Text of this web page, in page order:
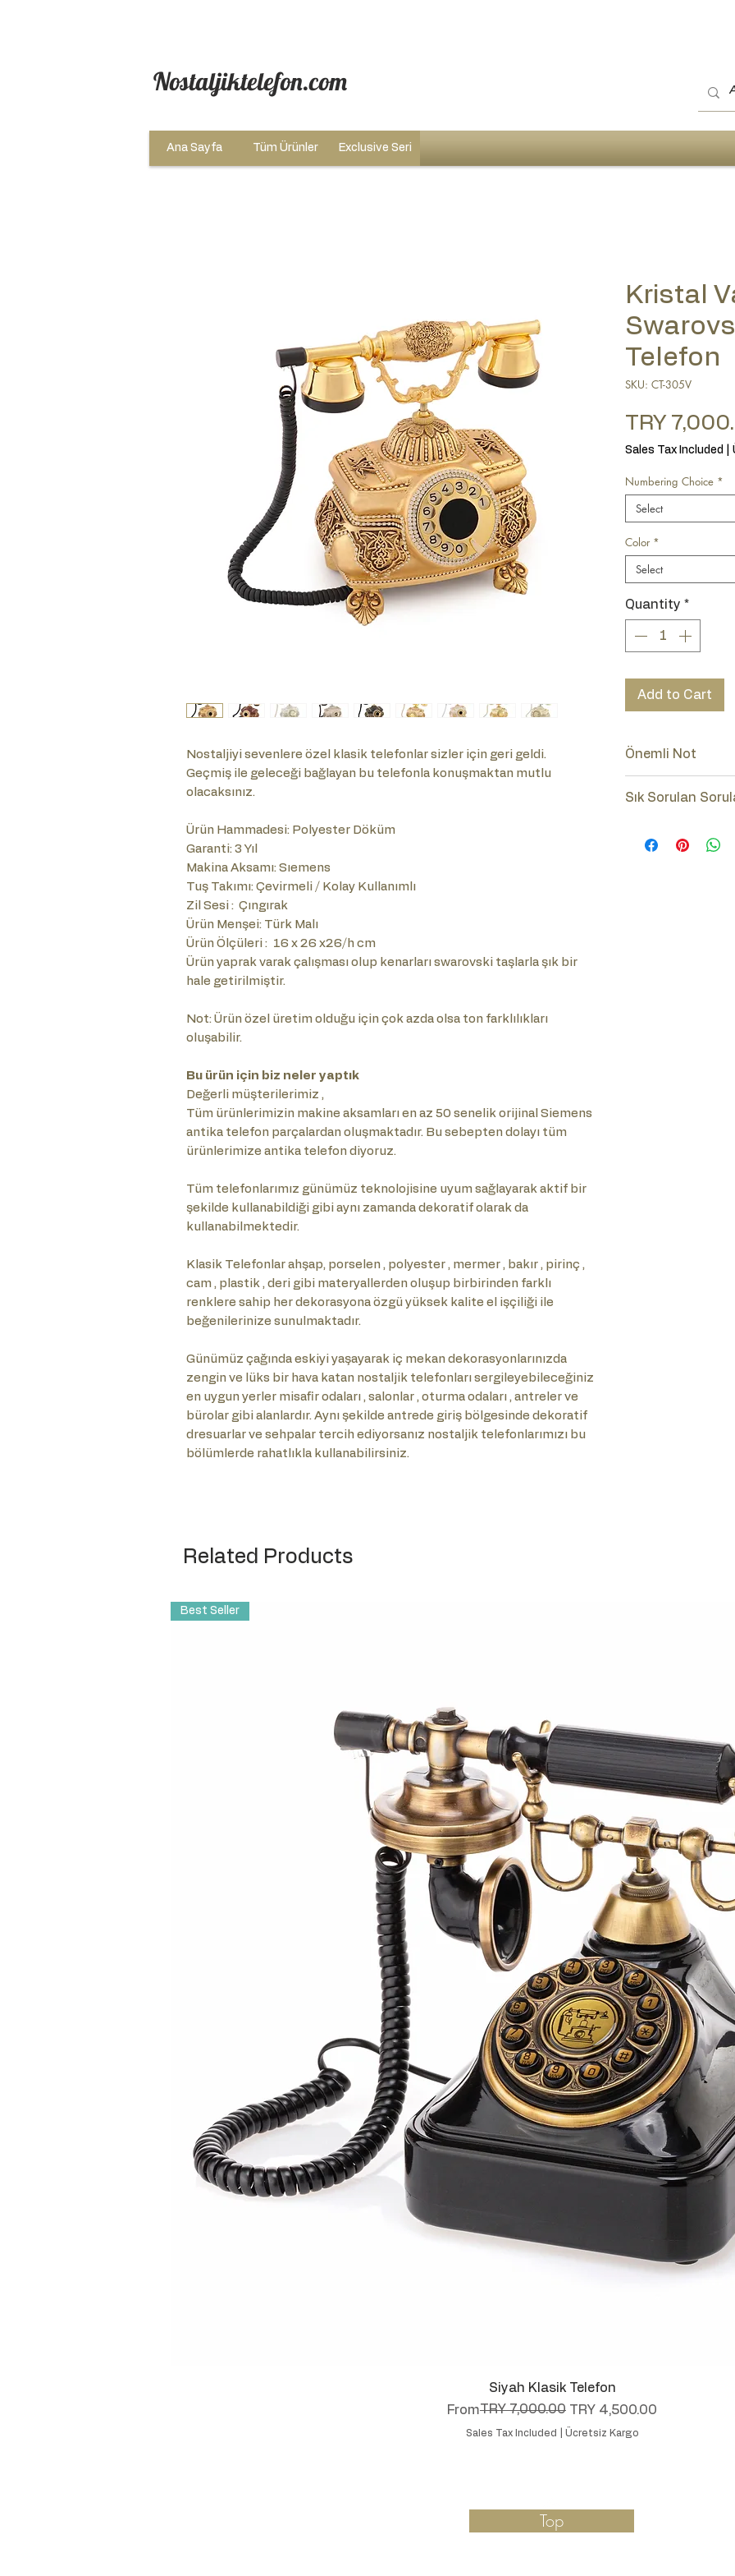
Nostaljiktelefon.com
Ana Sayfa Tüm Ürünler Exclusive Seri
Nostaljiyi sevenlere özel klasik telefonlar sizler için geri geldi.
Geçmiş ile geleceği bağlayan bu telefonla konuşmaktan mutlu
olacaksınız.
Ürün Hammadesi: Polyester Döküm
Garanti: 3 Yıl
Makina Aksamı: Sıemens
Tuş Takımı: Çevirmeli / Kolay Kullanımlı
Zil Sesi : Çıngırak
Ürün Menşei: Türk Malı
Ürün Ölçüleri : 16 x 26 x26/h cm
Ürün yaprak varak çalışması olup kenarları swarovski taşlarla şık bir
hale getirilmiştir.
Not: Ürün özel üretim olduğu için çok azda olsa ton farklılıkları
oluşabilir.
Bu ürün için biz neler yaptık
Değerli müşterilerimiz ,
Tüm ürünlerimizin makine aksamları en az 50 senelik orijinal Siemens
antika telefon parçalardan oluşmaktadır. Bu sebepten dolayı tüm
ürünlerimize antika telefon diyoruz.
Tüm telefonlarımız günümüz teknolojisine uyum sağlayarak aktif bir
şekilde kullanabildiği gibi aynı zamanda dekoratif olarak da
kullanabilmektedir.
Klasik Telefonlar ahşap, porselen , polyester , mermer , bakır , pirinç ,
cam , plastik , deri gibi materyallerden oluşup birbirinden farklı
renklere sahip her dekorasyona özgü yüksek kalite el işçiliği ile
beğenilerinize sunulmaktadır.
Günümüz çağında eskiyi yaşayarak iç mekan dekorasyonlarınızda
zengin ve lüks bir hava katan nostaljik telefonları sergileyebileceğiniz
en uygun yerler misafir odaları , salonlar , oturma odaları , antreler ve
bürolar gibi alanlardır. Aynı şekilde antrede giriş bölgesinde dekoratif
dresuarlar ve sehpalar tercih ediyorsanız nostaljik telefonlarımızı bu
bölümlerde rahatlıkla kullanabilirsiniz.
Kristal
Telefon
SKU: CT-305V
TRY
Sales Tax Included
Numbering Choice *
Select
Color *
Select
Quantity *
Add to Cart
Önemli Not
(Tuşlu-Çevirmeli)
Sık Sorulan
tıklayınız.
Related Products
Quick View
Best Seller
Siyah Klasik Telefon
From
Regular Price
TRY 7,000.00 TRY 4,500.00
Sale Price
Sales Tax Included Ücretsiz Kargo
Top